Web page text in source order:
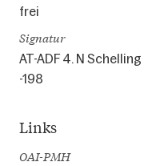
frei
Signatur
AT-ADF 4. N
-198
Links
OAI-PMH